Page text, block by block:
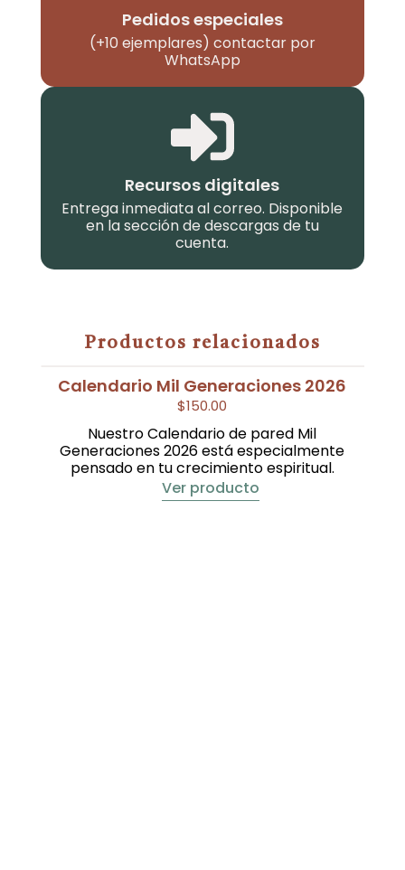
Pedidos especiales
(+10 ejemplares) contactar por
WhatsApp
Recursos digitales
Entrega inmediata al correo. Disponible
en la sección de descargas de tu
cuenta.
Productos relacionados
Calendario Mil Generaciones 2026
$150.00
Nuestro Calendario de pared Mil
Generaciones 2026 está especialmente
pensado en tu crecimiento espiritual.
Ver producto